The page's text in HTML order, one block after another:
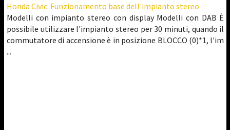
Honda Civic. Funzionamento base dell'impianto stereo
Modelli con impianto stereo con display Modelli con DAB È
possibile utilizzare l'impianto stereo per 30 minuti, quando il
commutatore di accensione è in posizione BLOCCO (0)*1, l'im
...